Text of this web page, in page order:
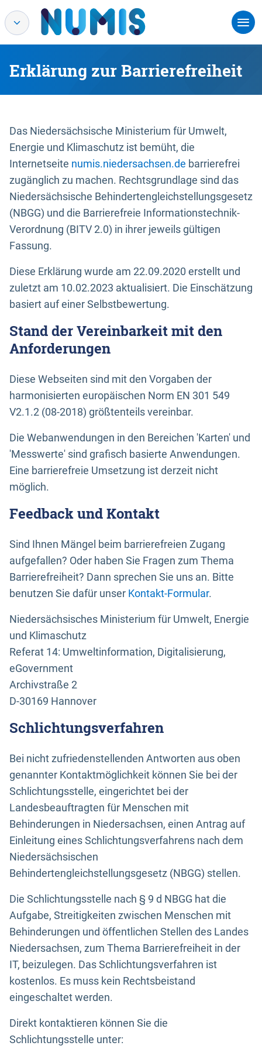
Erklärung zur Barrierefreiheit
Das Niedersächsische Ministerium für Umwelt,
Energie und Klimaschutz ist bemüht, die
Internetseite numis.niedersachsen.de barrierefrei
zugänglich zu machen. Rechtsgrundlage sind das
Niedersächsische Behindertengleichstellungsgesetz
(NBGG) und die Barrierefreie Informationstechnik-
Verordnung (BITV 2.0) in ihrer jeweils gültigen
Fassung.
Diese Erklärung wurde am 22.09.2020 erstellt und
zuletzt am 10.02.2023 aktualisiert. Die Einschätzung
basiert auf einer Selbstbewertung.
Stand der Vereinbarkeit mit den
Anforderungen
Diese Webseiten sind mit den Vorgaben der
harmonisierten europäischen Norm EN 301 549
V2.1.2 (08-2018) größtenteils vereinbar.
Die Webanwendungen in den Bereichen 'Karten' und
'Messwerte' sind grafisch basierte Anwendungen.
Eine barrierefreie Umsetzung ist derzeit nicht
möglich.
Feedback und Kontakt
Sind Ihnen Mängel beim barrierefreien Zugang
aufgefallen? Oder haben Sie Fragen zum Thema
Barrierefreiheit? Dann sprechen Sie uns an. Bitte
benutzen Sie dafür unser Kontakt-Formular.
Niedersächsisches Ministerium für Umwelt, Energie
und Klimaschutz
Referat 14: Umweltinformation, Digitalisierung,
eGovernment
Archivstraße 2
D-30169 Hannover
Schlichtungsverfahren
Bei nicht zufriedenstellenden Antworten aus oben
genannter Kontaktmöglichkeit können Sie bei der
Schlichtungsstelle, eingerichtet bei der
Landesbeauftragten für Menschen mit
Behinderungen in Niedersachsen, einen Antrag auf
Einleitung eines Schlichtungsverfahrens nach dem
Niedersächsischen
Behindertengleichstellungsgesetz (NBGG) stellen.
Die Schlichtungsstelle nach § 9 d NBGG hat die
Aufgabe, Streitigkeiten zwischen Menschen mit
Behinderungen und öffentlichen Stellen des Landes
Niedersachsen, zum Thema Barrierefreiheit in der
IT, beizulegen. Das Schlichtungsverfahren ist
kostenlos. Es muss kein Rechtsbeistand
eingeschaltet werden.
Direkt kontaktieren können Sie die
Schlichtungsstelle unter: